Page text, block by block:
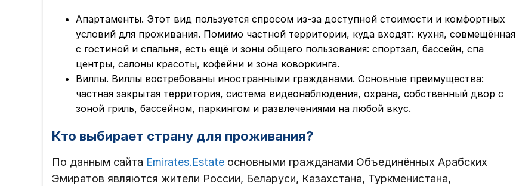
Апартаменты. Этот вид пользуется спросом из-за доступной стоимости и комфортных
условий для проживания. Помимо частной территории, куда входят: кухня, совмещённая
с гостиной и спальня, есть ещё и зоны общего пользования: спортзал, бассейн, спа
центры, салоны красоты, кофейни и зона коворкинга.
Виллы. Виллы востребованы иностранными гражданами. Основные преимущества:
частная закрытая территория, система видеонаблюдения, охрана, собственный двор с
зоной гриль, бассейном, паркингом и развлечениями на любой вкус.
Кто выбирает страну для проживания?
По данным сайта Emirates.Estate основными гражданами Объединённых Арабских
Эмиратов являются жители России, Беларуси, Казахстана, Туркменистана,